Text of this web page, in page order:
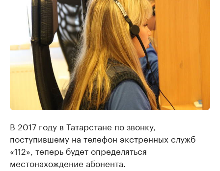
В 2017 году в Татарстане по звонку,
поступившему на телефон экстренных служб
«112», теперь будет определяться
местонахождение абонента.